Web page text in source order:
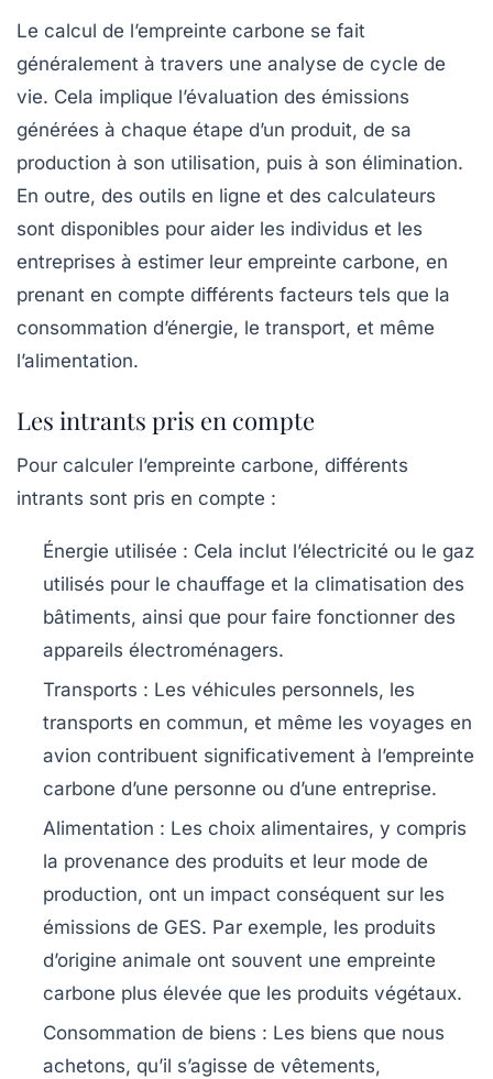
Le calcul de l’empreinte carbone se fait
généralement à travers une analyse de cycle de
vie. Cela implique l’évaluation des émissions
générées à chaque étape d’un produit, de sa
production à son utilisation, puis à son élimination.
En outre, des outils en ligne et des calculateurs
sont disponibles pour aider les individus et les
entreprises à estimer leur empreinte carbone, en
prenant en compte différents facteurs tels que la
consommation d’énergie, le transport, et même
l’alimentation.
Les intrants pris en compte
Pour calculer l’empreinte carbone, différents
intrants sont pris en compte :
Énergie utilisée : Cela inclut l’électricité ou le gaz
utilisés pour le chauffage et la climatisation des
bâtiments, ainsi que pour faire fonctionner des
appareils électroménagers.
Transports : Les véhicules personnels, les
transports en commun, et même les voyages en
avion contribuent significativement à l’empreinte
carbone d’une personne ou d’une entreprise.
Alimentation : Les choix alimentaires, y compris
la provenance des produits et leur mode de
production, ont un impact conséquent sur les
émissions de GES. Par exemple, les produits
d’origine animale ont souvent une empreinte
carbone plus élevée que les produits végétaux.
Consommation de biens : Les biens que nous
achetons, qu’il s’agisse de vêtements,